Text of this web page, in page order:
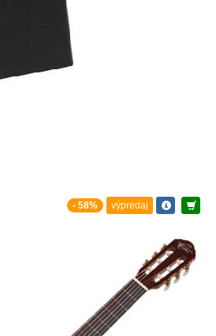
- 58% výpredaj